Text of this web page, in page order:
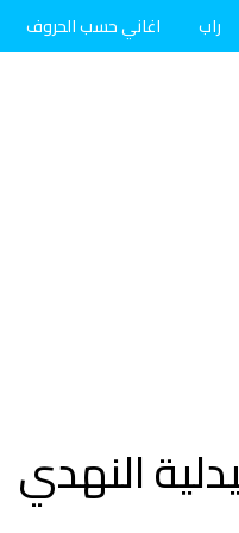
راب اغاني حسب الحروف
النهدي